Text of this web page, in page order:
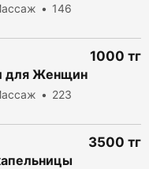
146
для Женщин
223
1000 тг
3500 тг